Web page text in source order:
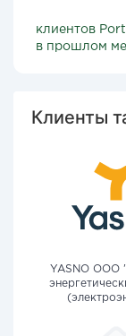
клиентов
в прошлом
Клиенты
YASNO OOO